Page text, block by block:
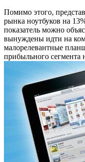
Помимо этого,
рынка ноутбуков на
показатель можно
вынуждены идти на
малорелевантные
прибыльного сегмента